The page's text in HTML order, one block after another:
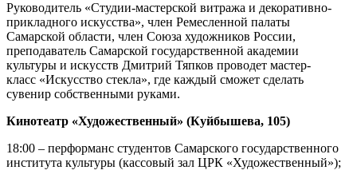
Руководитель «Студии-мастерской витража и декоративно-
прикладного искусства», член Ремесленной палаты
Самарской области, член Союза художников России,
преподаватель Самарской государственной академии
культуры и искусств Дмитрий Тяпков проводет мастер-
класс «Искусство стекла», где каждый сможет сделать
сувенир собственными руками.
Кинотеатр «Художественный» (Куйбышева, 105)
18:00 – перформанс студентов Самарского государственного
института культуры (кассовый зал ЦРК «Художественный»);